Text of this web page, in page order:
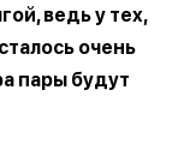
ведь у тех,
очень
пары будут